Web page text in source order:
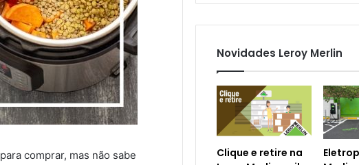
para comprar, mas não sabe
Novidades Leroy Merlin
Clique e retire na